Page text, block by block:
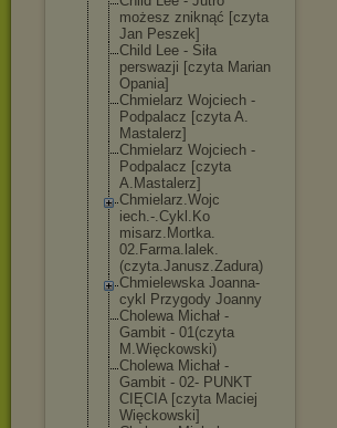
możesz zniknąć [czyta
Jan Peszek]
Child Lee - Siła
perswazji [czyta Marian
Opania]
Chmielarz Wojciech -
Podpalacz [czyta A.
Mastalerz]
Chmielarz Wojciech -
Podpalacz [czyta
A.Mastalerz]
Chmielarz.Wojc
iech.-.Cykl.Ko
misarz.Mortka.
02.Farma.lalek.
(czyta.Janusz.Zadura)
Chmielewska Joanna-
cykl Przygody Joanny
Cholewa Michał -
Gambit - 01(czyta
M.Więckowski)
Cholewa Michał -
Gambit - 02- PUNKT
CIĘCIA [czyta Maciej
Więckowski]